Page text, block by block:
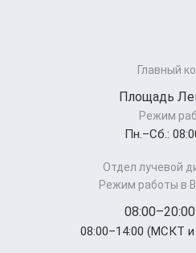
Главный
Площадь
Режим
Пн.–Cб.:
Отдел лучевой
Режим работы в
08:00–14:00 (МСКТ